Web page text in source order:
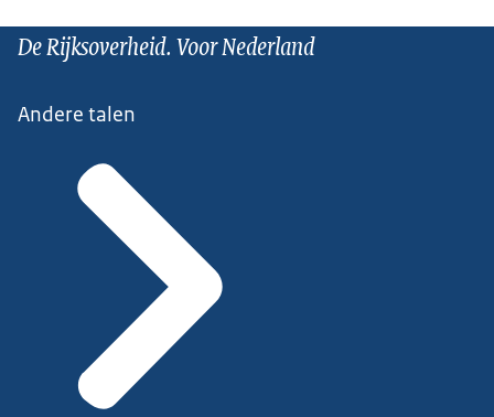
De Rijksoverheid. Voor Nederland
Andere talen